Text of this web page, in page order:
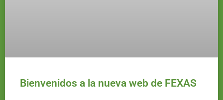
Bienvenidos a la nueva web de FEXAS